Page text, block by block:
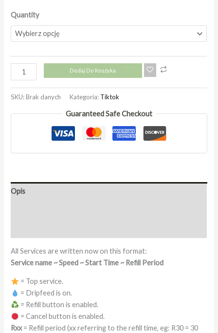
Quantity
Dodaj Do Koszyka
SKU:Brak danych Kategoria: Tiktok
Guaranteed Safe Checkout
Opis
All Services are written now on this format:
Service name ~ Speed ~ Start Time ~ Refill Period
= Top service.
= Dripfeed is on.
= Refill button is enabled.
= Cancel button is enabled.
Rxx= Refill period (xx referring to the refill time, eg: R30 = 30